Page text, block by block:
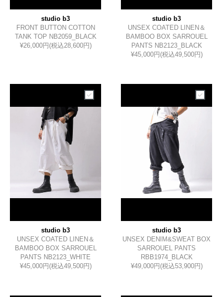
studio b3
FRONT BUTTON COTTON
TANK TOP NB2059_BLACK
¥26,000円(税込28,600円)
studio b3
UNSEX COATED LINEN＆
BAMBOO BOX SARROUEL
PANTS NB2123_BLACK
¥45,000円(税込49,500円)
studio b3
UNSEX COATED LINEN＆
BAMBOO BOX SARROUEL
PANTS NB2123_WHITE
¥45,000円(税込49,500円)
studio b3
UNSEX DENIM&SWEAT BOX
SARROUEL PANTS
RBB1974_BLACK
¥49,000円(税込53,900円)